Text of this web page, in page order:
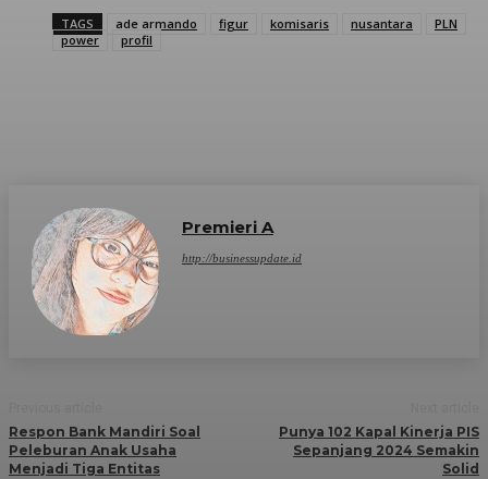
TAGS ade armando figur komisaris nusantara
PLN
power
profil
Premieri A
http://businessupdate.id
Respon Bank Mandiri Soal
Peleburan Anak Usaha
Menjadi Tiga Entitas
Punya 102 Kapal Kinerja PIS
Sepanjang 2024 Semakin
Solid